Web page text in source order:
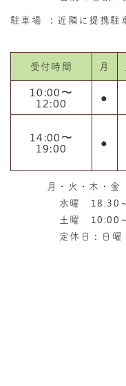
駐車場
：近隣に提携駐
受付時間 月
10:00〜
12:00 ●
14:00〜
19:00 ●
月・火・木・
水曜 18:30
土曜 10:00
定休日：日曜